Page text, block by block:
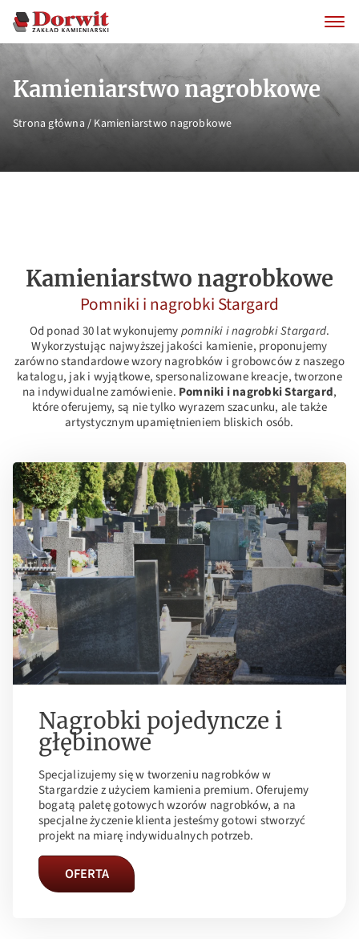
Kamieniarstwo nagrobkowe
Strona główna / Kamieniarstwo nagrobkowe
Kamieniarstwo nagrobkowe
Pomniki i nagrobki Stargard
Od ponad 30 lat wykonujemypomniki i nagrobki Stargard.
Wykorzystując najwyższej jakości kamienie, proponujemy
zarówno standardowe wzory nagrobków i grobowców z naszego
katalogu, jak i wyjątkowe, spersonalizowane kreacje, tworzone
na indywidualne zamówienie. Pomniki i nagrobki Stargard,
które oferujemy, są nie tylko wyrazem szacunku, ale także
artystycznym upamiętnieniem bliskich osób.
Nagrobki pojedyncze i
głębinowe
Specjalizujemy się w tworzeniu nagrobków w
Stargardzie z użyciem kamienia premium. Oferujemy
bogatą paletę gotowych wzorów nagrobków, a na
specjalne życzenie klienta jesteśmy gotowi stworzyć
projekt na miarę indywidualnych potrzeb.
OFERTA